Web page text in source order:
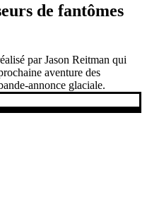
de fantômes
par Jason Reitman qui
aventure des
annonce glaciale.